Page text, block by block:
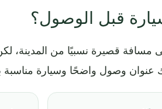
قبل الوصول؟
مسافة قصيرة نسبيًا من المدينة،
عنوان وصول واضحًا وسيارة مناسبة